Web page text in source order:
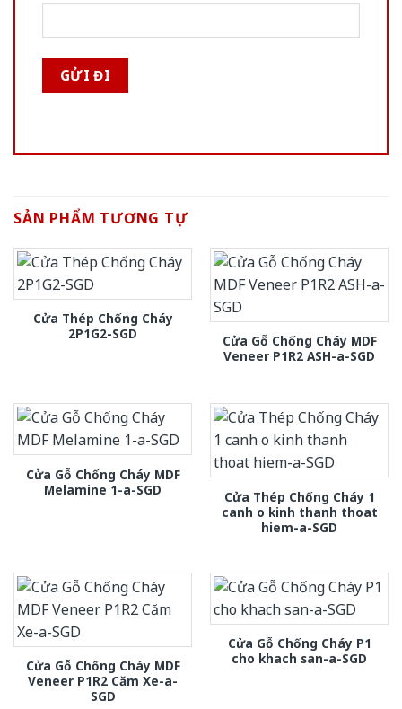
SẢN PHẨM TƯƠNG TỰ
Cửa Thép Chống Cháy
2P1G2-SGD
Cửa Gỗ Chống Cháy MDF
Veneer P1R2 ASH-a-SGD
Cửa Gỗ Chống Cháy MDF
Melamine 1-a-SGD
Cửa Thép Chống Cháy 1
canh o kinh thanh thoat
hiem-a-SGD
Cửa Gỗ Chống Cháy MDF
Veneer P1R2 Căm Xe-a-
SGD
Cửa Gỗ Chống Cháy P1
cho khach san-a-SGD